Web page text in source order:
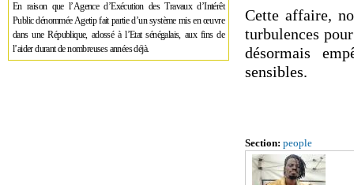
En raison que l’Agence d’Exécution des Travaux d’Intérêt
Public dénommée Agetip fait partie d’un système mis en œuvre
dans une République, adossé à l’Etat sénégalais, aux fins de
l’aider durant de nombreuses années déjà.
Cette affaire,
turbulences
désormais
sensibles.
Section: people